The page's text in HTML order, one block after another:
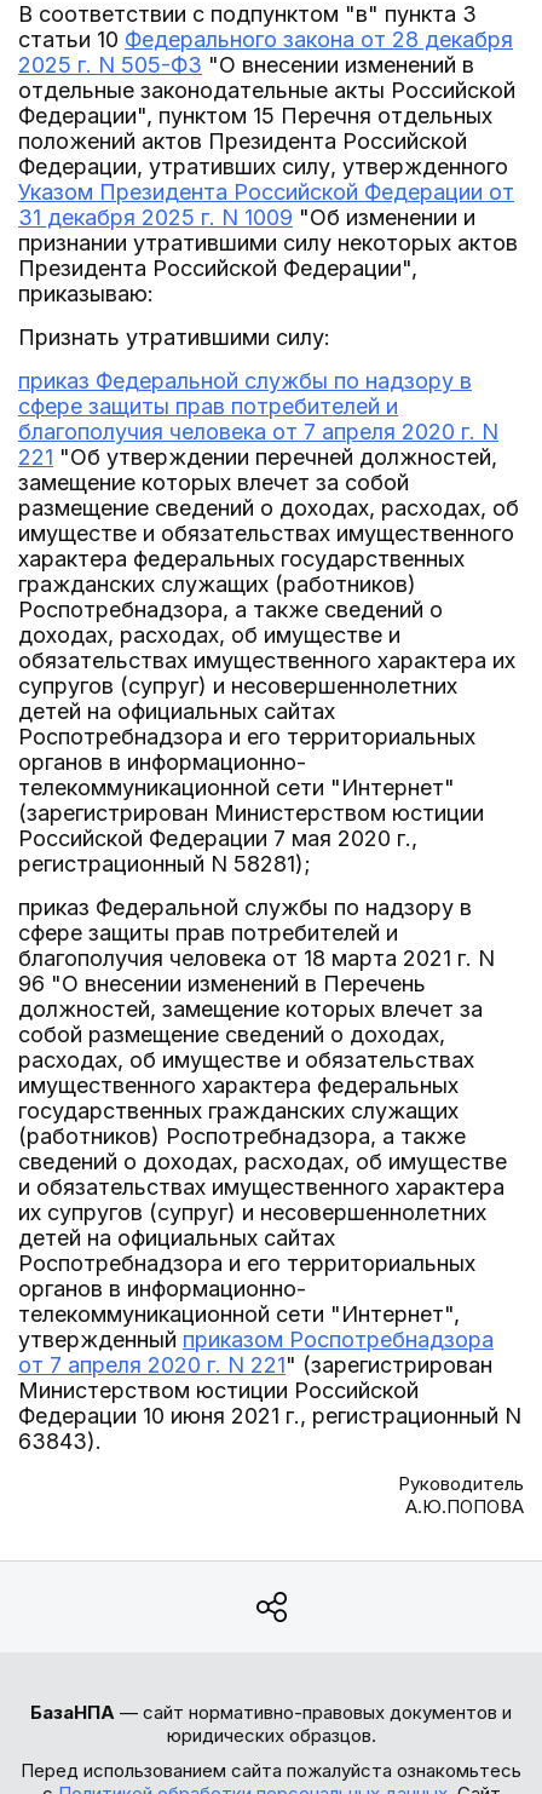
В соответствии с подпунктом "в" пункта 3
статьи 10 Федерального закона от 28 декабря
2025 г. N 505-ФЗ "О внесении изменений в
отдельные законодательные акты Российской
Федерации", пунктом 15 Перечня отдельных
положений актов Президента Российской
Федерации, утративших силу, утвержденного
Указом Президента Российской Федерации от
31 декабря 2025 г. N 1009 "Об изменении и
признании утратившими силу некоторых актов
Президента Российской Федерации",
приказываю:
Признать утратившими силу:
приказ Федеральной службы по надзору в
сфере защиты прав потребителей и
благополучия человека от 7 апреля 2020 г. N
221 "Об утверждении перечней должностей,
замещение которых влечет за собой
размещение сведений о доходах, расходах, об
имуществе и обязательствах имущественного
характера федеральных государственных
гражданских служащих (работников)
Роспотребнадзора, а также сведений о
доходах, расходах, об имуществе и
обязательствах имущественного характера их
супругов (супруг) и несовершеннолетних
детей на официальных сайтах
Роспотребнадзора и его территориальных
органов в информационно-
телекоммуникационной сети "Интернет"
(зарегистрирован Министерством юстиции
Российской Федерации 7 мая 2020 г.,
регистрационный N 58281);
приказ Федеральной службы по надзору в
сфере защиты прав потребителей и
благополучия человека от 18 марта 2021 г. N
96 "О внесении изменений в Перечень
должностей, замещение которых влечет за
собой размещение сведений о доходах,
расходах, об имуществе и обязательствах
имущественного характера федеральных
государственных гражданских служащих
(работников) Роспотребнадзора, а также
сведений о доходах, расходах, об имуществе
и обязательствах имущественного характера
их супругов (супруг) и несовершеннолетних
детей на официальных сайтах
Роспотребнадзора и его территориальных
органов в информационно-
телекоммуникационной сети "Интернет",
утвержденный приказом Роспотребнадзора
от 7 апреля 2020 г. N 221" (зарегистрирован
Министерством юстиции Российской
Федерации 10 июня 2021 г., регистрационный N
63843).
Руководитель
А.Ю.ПОПОВА
БазаНПА — сайт нормативно-правовых документов и
юридических образцов.
Перед использованием сайта пожалуйста ознакомьтесь